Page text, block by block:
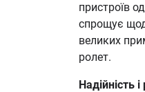
пристроїв
спрощує
великих
ролет.
Надійність